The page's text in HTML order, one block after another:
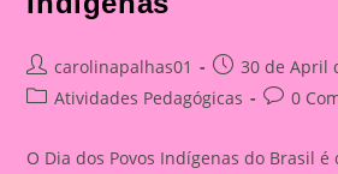
Post
author:
carolinapalhas01
Post
published:
30 de April
PostAtividades Pedagógicas
Post0
O Dia dos Povos Indígenas do Brasil é